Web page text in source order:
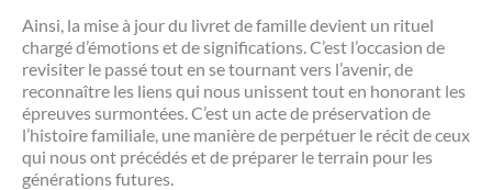
Ainsi, la mise à jour du livret de famille devient un rituel
chargé d’émotions et de significations. C’est l’occasion de
revisiter le passé tout en se tournant vers l’avenir, de
reconnaître les liens qui nous unissent tout en honorant les
épreuves surmontées. C’est un acte de préservation de
l’histoire familiale, une manière de perpétuer le récit de ceux
qui nous ont précédés et de préparer le terrain pour les
générations futures.